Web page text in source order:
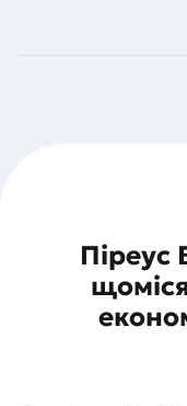
Піреус